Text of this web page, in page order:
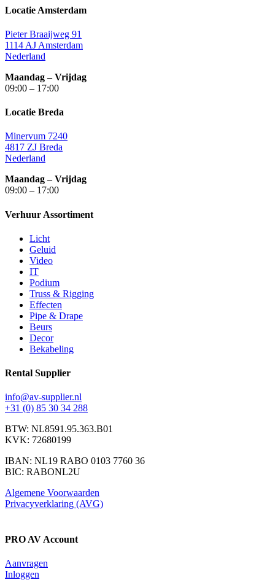
Locatie Amsterdam
Pieter Braaijweg 91
1114 AJ Amsterdam
Nederland
Maandag – Vrijdag
09:00 – 17:00
Locatie Breda
Minervum 7240
4817 ZJ Breda
Nederland
Maandag – Vrijdag
09:00 – 17:00
Verhuur Assortiment
Licht
Geluid
Video
IT
Podium
Truss & Rigging
Effecten
Pipe & Drape
Beurs
Decor
Bekabeling
Rental Supplier
info@av-supplier.nl
+31 (0) 85 30 34 288
BTW: NL8591.95.363.B01
KVK: 72680199
IBAN: NL19 RABO 0103 7760 36
BIC: RABONL2U
Algemene Voorwaarden
Privacyverklaring (AVG)
PRO AV Account
Aanvragen
Inloggen